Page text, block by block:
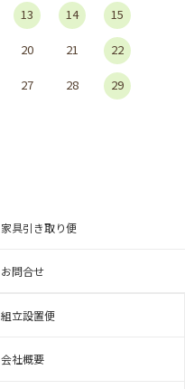
13 14 15
20 21 22
27 28 29
組立設置便
会社概要
家具引き取り便
お問合せ